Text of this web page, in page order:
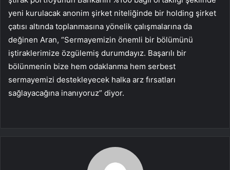
yeni kurulacak anonim şirket niteliğinde bir holding şirket
çatısı altında toplanmasına yönelik çalışmalarına da
değinen Aran, “Sermayemizin önemli bir bölümünü
iştiraklerimize özgülemiş durumdayız. Başarılı bir
bölünmenin bize hem odaklanma hem serbest
sermayemizi destekleyecek halka arz fırsatları
sağlayacağına inanıyoruz” diyor.